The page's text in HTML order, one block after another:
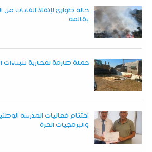
حالة طوارئ لإنقاذ الغابات من
بقالمة
حملة صارمة لمحاربة
اختتام فعاليات المدرسة
والبرمجيات الحرة